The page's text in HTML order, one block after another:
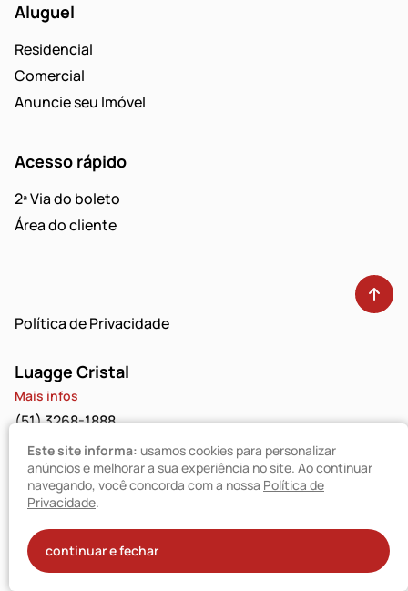
Aluguel
Residencial
Comercial
Anuncie seu Imóvel
Acesso rápido
2ª Via do boleto
Área do cliente
Política de Privacidade
Luagge Cristal
Mais infos
(51) 3268-1888
Luagge Bravo
Mais infos
© Luagge 2025
Todos os direitos reservados
Este site informa: usamos cookies para personalizar
anúncios e melhorar a sua experiência no site. Ao continuar
navegando, você concorda com a nossa Política de
Privacidade.
continuar e fechar